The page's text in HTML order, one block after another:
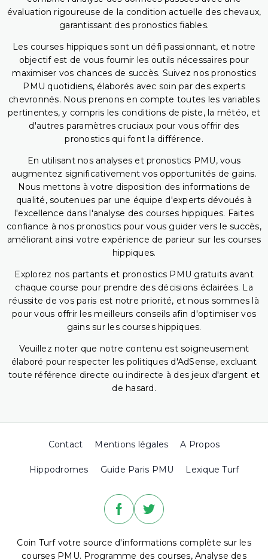
évaluation rigoureuse de la condition actuelle des chevaux,
garantissant des pronostics fiables.
Les courses hippiques sont un défi passionnant, et notre
objectif est de vous fournir les outils nécessaires pour
maximiser vos chances de succès. Suivez nos pronostics
PMU quotidiens, élaborés avec soin par des experts
chevronnés. Nous prenons en compte toutes les variables
pertinentes, y compris les conditions de piste, la météo, et
d'autres paramètres cruciaux pour vous offrir des
pronostics qui font la différence.
En utilisant nos analyses et pronostics PMU, vous
augmentez significativement vos opportunités de gains.
Nous mettons à votre disposition des informations de
qualité, soutenues par une équipe d'experts dévoués à
l'excellence dans l'analyse des courses hippiques. Faites
confiance à nos pronostics pour vous guider vers le succès,
améliorant ainsi votre expérience de parieur sur les courses
hippiques.
Explorez nos partants et pronostics PMU gratuits avant
chaque course pour prendre des décisions éclairées. La
réussite de vos paris est notre priorité, et nous sommes là
pour vous offrir les meilleurs conseils afin d'optimiser vos
gains sur les courses hippiques.
Veuillez noter que notre contenu est soigneusement
élaboré pour respecter les politiques d'AdSense, excluant
toute référence directe ou indirecte à des jeux d'argent et
de hasard.
Contact Mentions légales A Propos
Hippodromes Guide Paris PMU Lexique Turf
Coin Turf votre source d'informations complète sur les
courses PMU. Programme des courses, Analyse des